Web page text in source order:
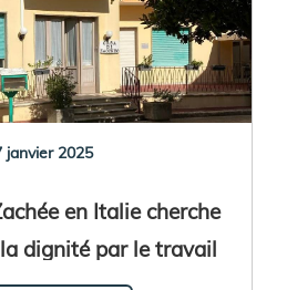
janvier 2025
en Italie cherche
dignité par le travail